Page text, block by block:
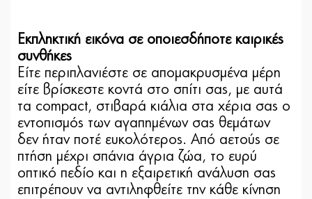
Εκπληκτική εικόνα σε οποιεσδήποτε καιρικές
συνθήκες
Είτε περιπλανιέστε σε απομακρυσμένα μέρη
είτε βρίσκεστε κοντά στο σπίτι σας, με αυτά
τα compact, στιβαρά κιάλια στα χέρια σας ο
εντοπισμός των αγαπημένων σας θεμάτων
δεν ήταν ποτέ ευκολότερος. Από αετούς σε
πτήση μέχρι σπάνια άγρια ζώα, το ευρύ
οπτικό πεδίο και η εξαιρετική ανάλυση σας
επιτρέπουν να αντιληφθείτε την κάθε κίνηση